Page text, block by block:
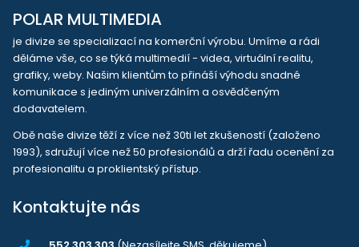
POLAR MULTIMEDIA
je divize se specializací na komerční výrobu. Umíme a rádi
děláme vše, co se týká multimedií - videa, virtuální realitu,
grafiky, weby. Našim klientům to přináší výhodu snadné
komunikace s jediným univerzálním a osvědčeným
dodavatelem.
Obě naše divize těží z více než 30ti let zkušeností (založeno
1993), sdružují více než 50 profesionálů a drží řadu ocenění za
profesionalitu a proklientský přístup.
Kontaktujte nás